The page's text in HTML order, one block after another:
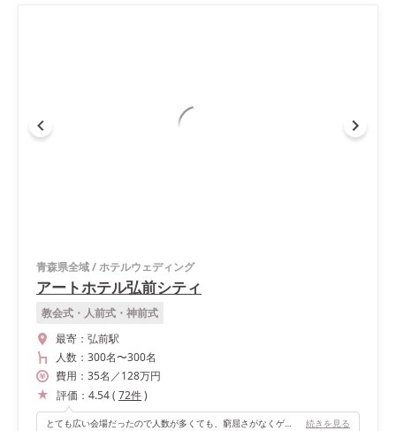
青森県全域/ホテルウェディング
アートホテル弘前シティ
教会式・人前式・神前式
最寄： 弘前駅
人数： 300名〜300名
費用： 35名 ／128万円
評価： 4.54( 72件)
とても広い会場だったので人数が多くても、窮屈さがなくゲストに高評価でした！ 続きを見る